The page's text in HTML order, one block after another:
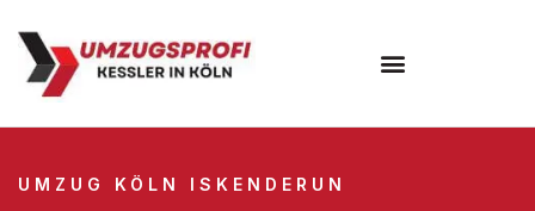
UMZUG KÖLN ISKENDERUN